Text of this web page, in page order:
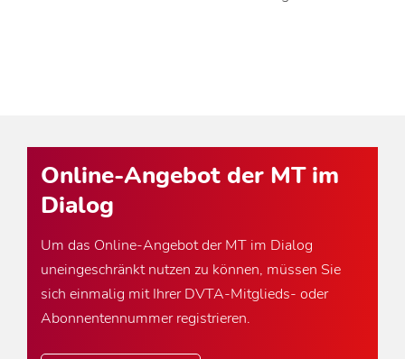
Online-Angebot der MT im
Dialog
Um das Online-Angebot der MT im Dialog
uneingeschränkt nutzen zu können, müssen Sie
sich einmalig mit Ihrer DVTA-Mitglieds- oder
Abonnentennummer registrieren.